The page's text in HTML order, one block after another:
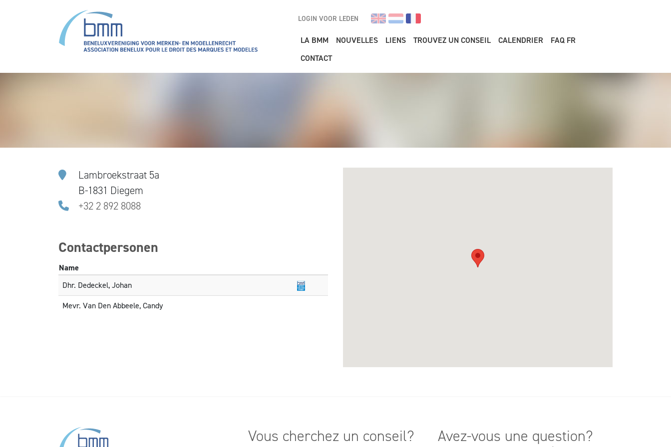
LOGIN VOOR LEDEN
Main navigation
LA BMM NOUVELLES LIENS TROUVEZ UN CONSEIL CALENDRIER
FAQ FR
CONTACT
Lambroekstraat 5a
B-1831 Diegem
+32 2 892 8088
Contactpersonen
Name
Dhr. Dedeckel, Johan
Mevr. Van Den Abbeele, Candy
Vous cherchez un conseil? Avez-vous une question?